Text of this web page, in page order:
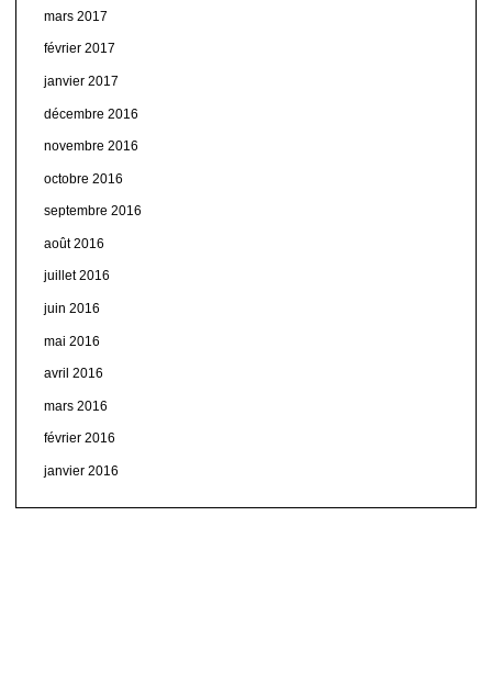
mars 2017
février 2017
janvier 2017
décembre 2016
novembre 2016
octobre 2016
septembre 2016
août 2016
juillet 2016
juin 2016
mai 2016
avril 2016
mars 2016
février 2016
janvier 2016